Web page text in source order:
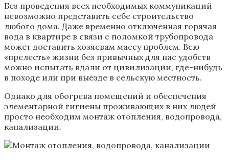
Без проведения всех необходимых коммуникаций
невозможно представить себе строительство
любого дома. Даже временно отключенная горячая
вода в квартире в связи с поломкой трубопровода
может доставить хозяевам массу проблем. Всю
«прелесть» жизни без привычных для нас удобств
можно испытать вдали от цивилизации, где-нибудь
в походе или при выезде в сельскую местность.
Однако для обогрева помещений и обеспечения
элементарной гигиены проживающих в них людей
просто необходим монтаж отопления, водопровода,
канализации.